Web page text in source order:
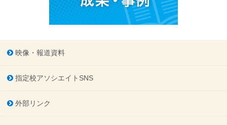
映像・報道資料
指定校アソシエイトSNS
外部リンク